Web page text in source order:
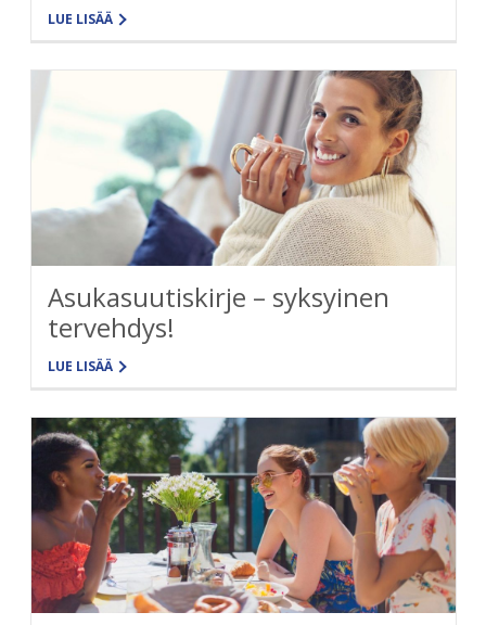
LUE LISÄÄ
Asukasuutiskirje – syksyinen
tervehdys!
LUE LISÄÄ